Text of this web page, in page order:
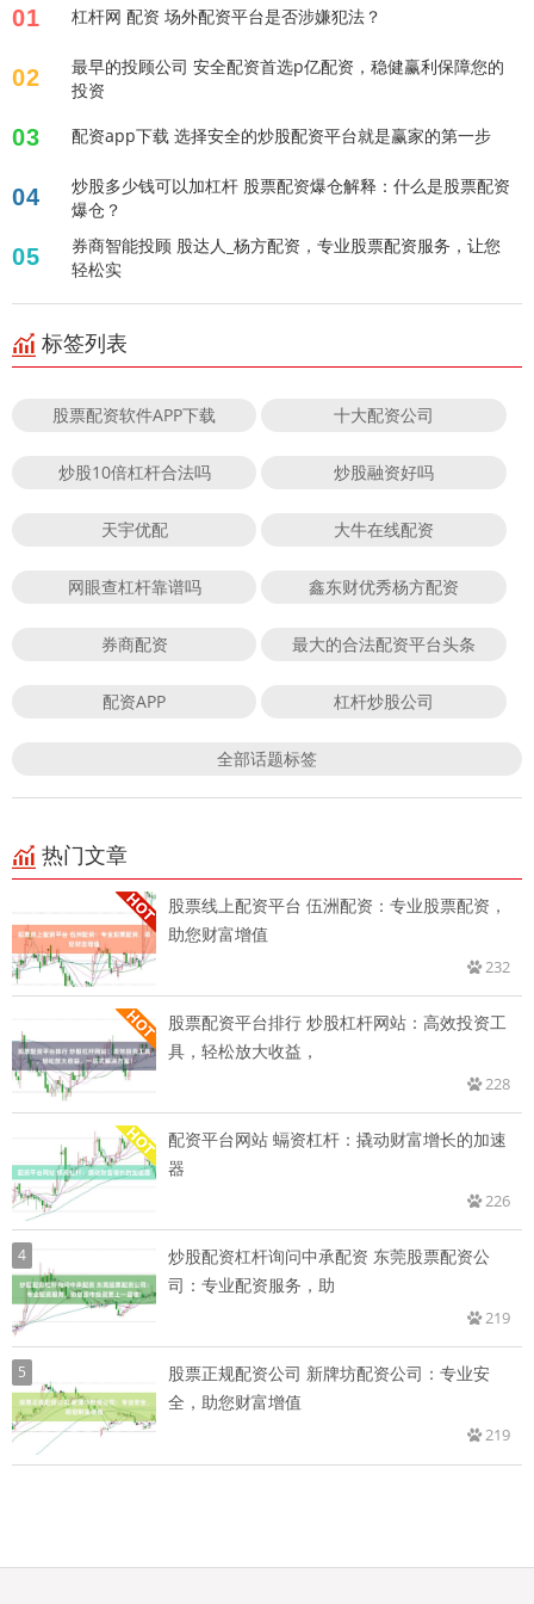
01 杠杆网 配资 场外配资平台是否涉嫌犯法？
02
最早的投顾公司 安全配资首选p亿配资，稳健赢利保障您的
投资
03 配资app下载 选择安全的炒股配资平台就是赢家的第一步
04
炒股多少钱可以加杠杆 股票配资爆仓解释：什么是股票配资
爆仓？
05
券商智能投顾 股达人_杨方配资，专业股票配资服务，让您
轻松实
标签列表
股票配资软件APP下载 十大配资公司
炒股10倍杠杆合法吗 炒股融资好吗
天宇优配 大牛在线配资
网眼查杠杆靠谱吗 鑫东财优秀杨方配资
券商配资 最大的合法配资平台头条
配资APP 杠杆炒股公司
全部话题标签
热门文章
股票线上配资平台 伍洲配资：专业股票配资，
助您财富增值
232
股票配资平台排行 炒股杠杆网站：高效投资工
具，轻松放大收益，
228
配资平台网站 螎资杠杆：撬动财富增长的加速
器
226
4
炒股配资杠杆询问中承配资 东莞股票配资公
司：专业配资服务，助
219
5
股票正规配资公司 新牌坊配资公司：专业安
全，助您财富增值
219